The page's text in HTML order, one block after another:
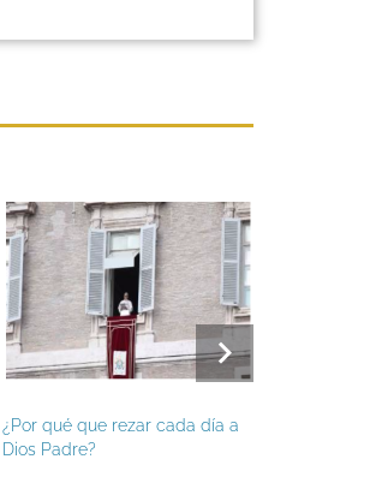
¿Por qué que rezar cada día a
Dios Padre?